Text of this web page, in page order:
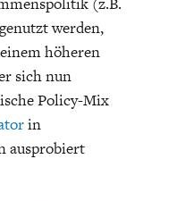
werden,
höheren
sich nun
Policy-Mix
in
ausprobiert